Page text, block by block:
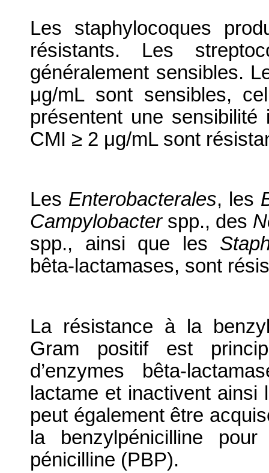
Les staphylocoques
résistants. Les
généralement sensibles.
μg/mL sont sensibles,
présentent une
CMI ≥ 2 μg/mL sont
Les Enterobacterales, les
Campylobacterspp., des
spp., ainsi que les
bêta-lactamases, sont
La résistance à la
Gram positif est
d’enzymes bêta-
lactame et inactivent
peut également être
la benzylpénicilline
pénicilline (PBP).